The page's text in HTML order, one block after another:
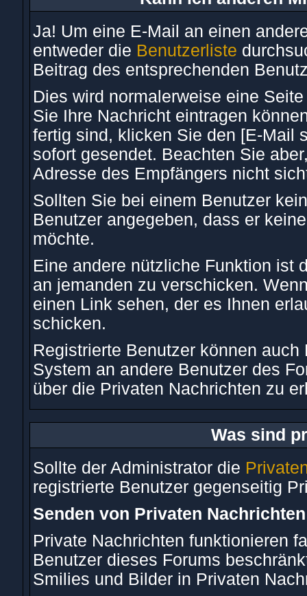
Ja! Um eine E-Mail an einen
entweder die Benutzerliste
Beitrag des entsprechenden
Dies wird normalerweise eine
Sie Ihre Nachricht eintragen
fertig sind, klicken Sie den [E-Mail
sofort gesendet. Beachten Sie
Adresse des Empfängers nicht
Sollten Sie bei einem Benutzer
Benutzer angegeben, dass er
möchte.
Eine andere nützliche Funktion ist
an jemanden zu verschicken.
einen Link sehen, der es Ihnen
schicken.
Registrierte Benutzer können
System an andere Benutzer des
über die Privaten Nachrichten zu
Was sind
Sollte der Administrator die
registrierte Benutzer gegenseitig
Senden von Privaten Nachrichten
Private Nachrichten funktionieren
Benutzer dieses Forums
Smilies und Bilder in Privaten